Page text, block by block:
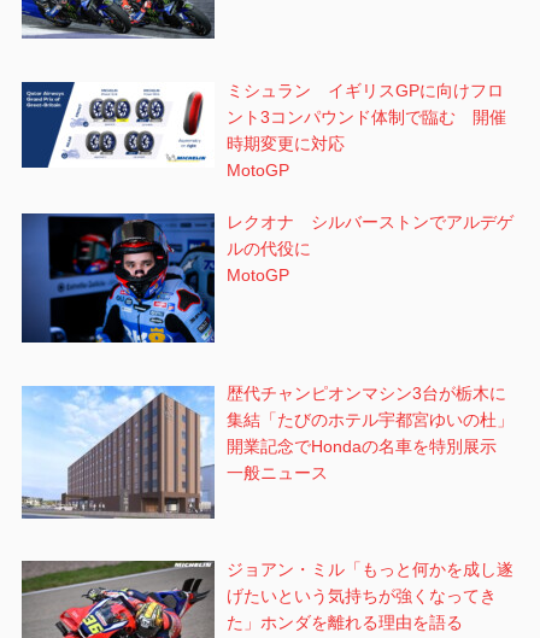
ミシュラン イギリスGPに向けフロ
ント3コンパウンド体制で臨む 開催
時期変更に対応
MotoGP
レクオナ シルバーストンでアルデゲ
ルの代役に
MotoGP
歴代チャンピオンマシン3台が栃木に
集結「たびのホテル宇都宮ゆいの杜」
開業記念でHondaの名車を特別展示
一般ニュース
ジョアン・ミル「もっと何かを成し遂
げたいという気持ちが強くなってき
た」ホンダを離れる理由を語る